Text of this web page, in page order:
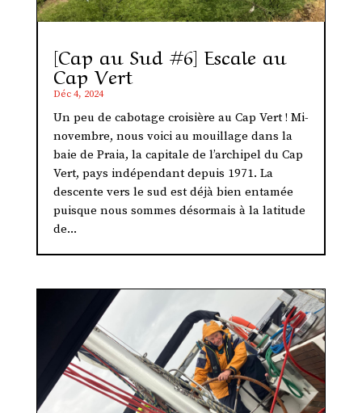
[Cap au Sud #6] Escale au
Cap Vert
Déc 4, 2024
Un peu de cabotage croisière au Cap Vert ! Mi-
novembre, nous voici au mouillage dans la
baie de Praia, la capitale de l’archipel du Cap
Vert, pays indépendant depuis 1971. La
descente vers le sud est déjà bien entamée
puisque nous sommes désormais à la latitude
de...